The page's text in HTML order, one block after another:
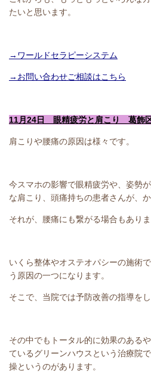
たいと思います。
→ワールドセラピーシステム
→お問い合わせご相談はこちら
11月24日 眼精疲労と肩こり 葛飾
肩こりや腰痛の原因は様々です。
今スマホの影響で眼精疲労や、姿勢
な肩こり、頭痛持ちの患者さんが、
それが、腰痛にも繋がる場合もありま
いくら整体やオステオパシーの施術
う原因の一つになります。
そこで、当院では予防改善の指導をし
その中でもトータル的に効果のある
ているグリーンハウスという治療院
操というのがあります。